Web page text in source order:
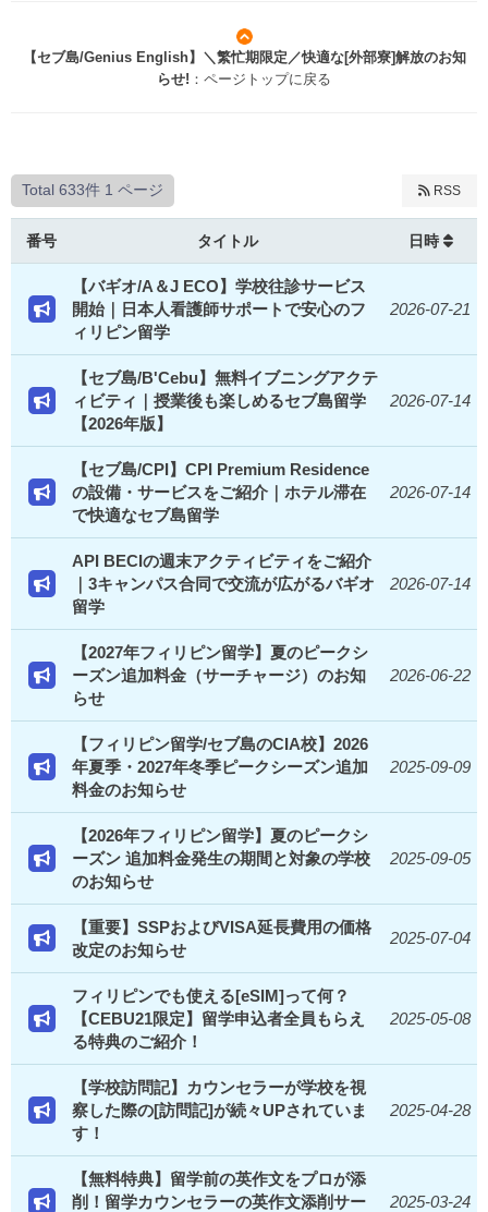
【セブ島/Genius English】＼繁忙期限定／快適な[外部寮]解放のお知
らせ! ：ページトップに戻る
Total 633件 1 ページ RSS
番号 タイトル 日時
【バギオ/A＆J ECO】学校往診サービス
開始｜日本人看護師サポートで安心のフ
ィリピン留学
2026-07-21
【セブ島/B'Cebu】無料イブニングアクテ
ィビティ｜授業後も楽しめるセブ島留学
【2026年版】
2026-07-14
【セブ島/CPI】CPI Premium Residence
の設備・サービスをご紹介｜ホテル滞在
で快適なセブ島留学
2026-07-14
API BECIの週末アクティビティをご紹介
｜3キャンパス合同で交流が広がるバギオ
留学
2026-07-14
【2027年フィリピン留学】夏のピークシ
ーズン追加料金（サーチャージ）のお知
らせ
2026-06-22
【フィリピン留学/セブ島のCIA校】2026
年夏季・2027年冬季ピークシーズン追加
料金のお知らせ
2025-09-09
【2026年フィリピン留学】夏のピークシ
ーズン 追加料金発生の期間と対象の学校
のお知らせ
2025-09-05
【重要】SSPおよびVISA延長費用の価格
改定のお知らせ
2025-07-04
フィリピンでも使える[eSIM]って何？
【CEBU21限定】留学申込者全員もらえ
る特典のご紹介！
2025-05-08
【学校訪問記】カウンセラーが学校を視
察した際の[訪問記]が続々UPされていま
す！
2025-04-28
【無料特典】留学前の英作文をプロが添
削！留学カウンセラーの英作文添削サー
2025-03-24